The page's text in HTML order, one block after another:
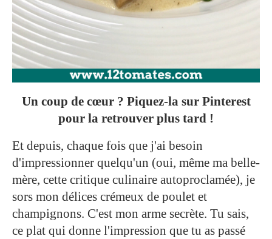
Un coup de cœur ? Piquez-la sur Pinterest
pour la retrouver plus tard !
Et depuis, chaque fois que j'ai besoin
d'impressionner quelqu'un (oui, même ma belle-
mère, cette critique culinaire autoproclamée), je
sors mon délices crémeux de poulet et
champignons. C'est mon arme secrète. Tu sais,
ce plat qui donne l'impression que tu as passé